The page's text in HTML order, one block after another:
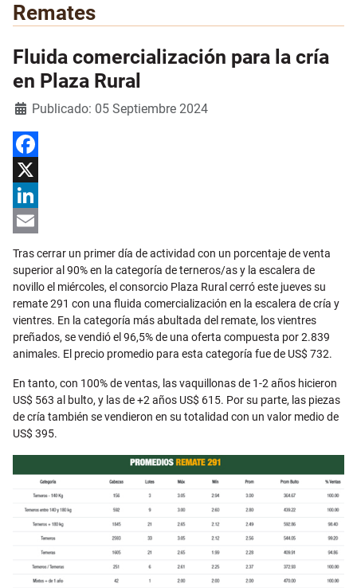
Remates
Fluida comercialización para la cría
en Plaza Rural
Detalles
Publicado: 05 Septiembre 2024
Facebook
X
LinkedIn
Tras cerrar un primer día de actividad con un porcentaje de venta
superior al 90% en la categoría de terneros/as y la escalera de
novillo el miércoles, el consorcio Plaza Rural cerró este jueves su
remate 291 con una fluida comercialización en la escalera de cría y
vientres. En la categoría más abultada del remate, los vientres
preñados, se vendió el 96,5% de una oferta compuesta por 2.839
animales. El precio promedio para esta categoría fue de US$ 732.
En tanto, con 100% de ventas, las vaquillonas de 1-2 años hicieron
US$ 563 al bulto, y las de +2 años US$ 615. Por su parte, las piezas
de cría también se vendieron en su totalidad con un valor medio de
US$ 395.